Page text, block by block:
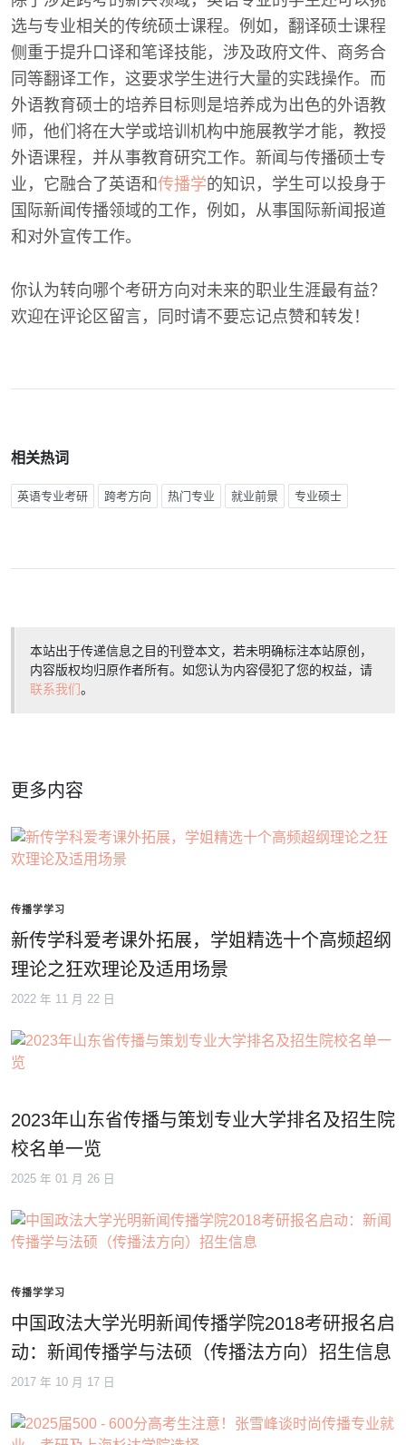
选与专业相关的传统硕士课程。例如，翻译硕士课程
侧重于提升口译和笔译技能，涉及政府文件、商务合
同等翻译工作，这要求学生进行大量的实践操作。而
外语教育硕士的培养目标则是培养成为出色的外语教
师，他们将在大学或培训机构中施展教学才能，教授
外语课程，并从事教育研究工作。新闻与传播硕士专
业，它融合了英语和传播学的知识，学生可以投身于
国际新闻传播领域的工作，例如，从事国际新闻报道
和对外宣传工作。
你认为转向哪个考研方向对未来的职业生涯最有益？
欢迎在评论区留言，同时请不要忘记点赞和转发！
相关热词
英语专业考研 跨考方向 热门专业 就业前景 专业硕士
本站出于传递信息之目的刊登本文，若未明确标注本站原创，
内容版权均归原作者所有。如您认为内容侵犯了您的权益，请
联系我们。
更多内容
传播学学习
新传学科爱考课外拓展，学姐精选十个高频超纲
理论之狂欢理论及适用场景
2022 年 11 月 22 日
2023年山东省传播与策划专业大学排名及招生院
校名单一览
2025 年 01 月 26 日
传播学学习
中国政法大学光明新闻传播学院2018考研报名启
动：新闻传播学与法硕（传播法方向）招生信息
2017 年 10 月 17 日